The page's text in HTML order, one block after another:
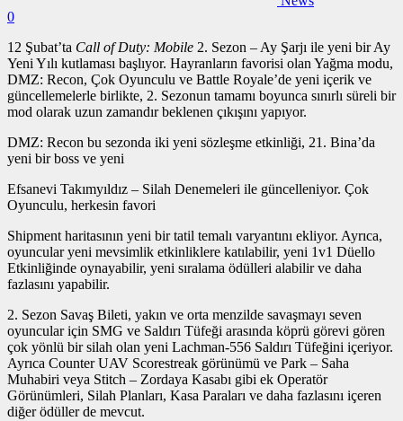
0
12 Şubat’ta Call of Duty: Mobile 2. Sezon – Ay Şarjı ile yeni bir Ay
Yeni Yılı kutlaması başlıyor. Hayranların favorisi olan Yağma modu,
DMZ: Recon, Çok Oyunculu ve Battle Royale’de yeni içerik ve
güncellemelerle birlikte, 2. Sezonun tamamı boyunca sınırlı süreli bir
mod olarak uzun zamandır beklenen çıkışını yapıyor.
DMZ: Recon bu sezonda iki yeni sözleşme etkinliği, 21. Bina’da
yeni bir boss ve yeni
Efsanevi Takımyıldız – Silah Denemeleri ile güncelleniyor. Çok
Oyunculu, herkesin favori
Shipment haritasının yeni bir tatil temalı varyantını ekliyor. Ayrıca,
oyuncular yeni mevsimlik etkinliklere katılabilir, yeni 1v1 Düello
Etkinliğinde oynayabilir, yeni sıralama ödülleri alabilir ve daha
fazlasını yapabilir.
2. Sezon Savaş Bileti, yakın ve orta menzilde savaşmayı seven
oyuncular için SMG ve Saldırı Tüfeği arasında köprü görevi gören
çok yönlü bir silah olan yeni Lachman-556 Saldırı Tüfeğini içeriyor.
Ayrıca Counter UAV Scorestreak görünümü ve Park – Saha
Muhabiri veya Stitch – Zordaya Kasabı gibi ek Operatör
Görünümleri, Silah Planları, Kasa Paraları ve daha fazlasını içeren
diğer ödüller de mevcut.